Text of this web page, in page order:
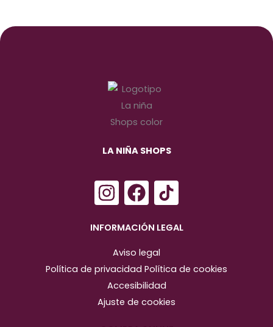
LA NIÑA SHOPS
I
n
s
a
g
r
F
a
c
e
b
o
o
INFORMACIÓN LEGAL
Aviso legal
Política de privacidad Política de cookies
Accesibilidad
Ajuste de cookies